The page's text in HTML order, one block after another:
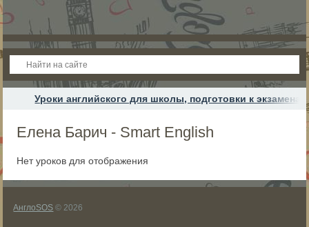
Уроки английского для школы, подготовки к
Елена Барич - Smart English
Нет уроков для отображения
АнглоSOS © 2026